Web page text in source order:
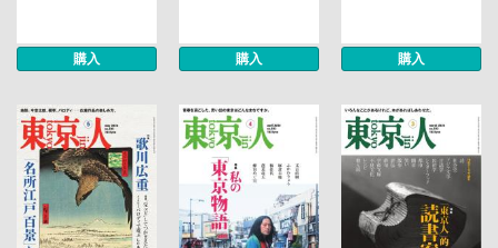
購入 購入 購入